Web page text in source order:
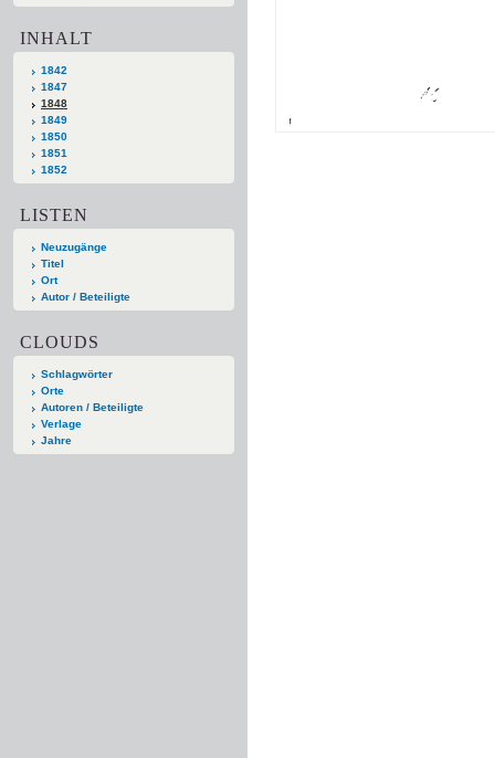
INHALT
1842
1847
1848
1849
1850
1851
1852
LISTEN
Neuzugänge
Titel
Ort
Autor / Beteiligte
CLOUDS
Schlagwörter
Orte
Autoren / Beteiligte
Verlage
Jahre